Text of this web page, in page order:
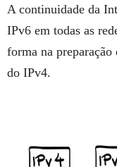
A continuidade da
IPv6 em todas as
forma na
do IPv4.